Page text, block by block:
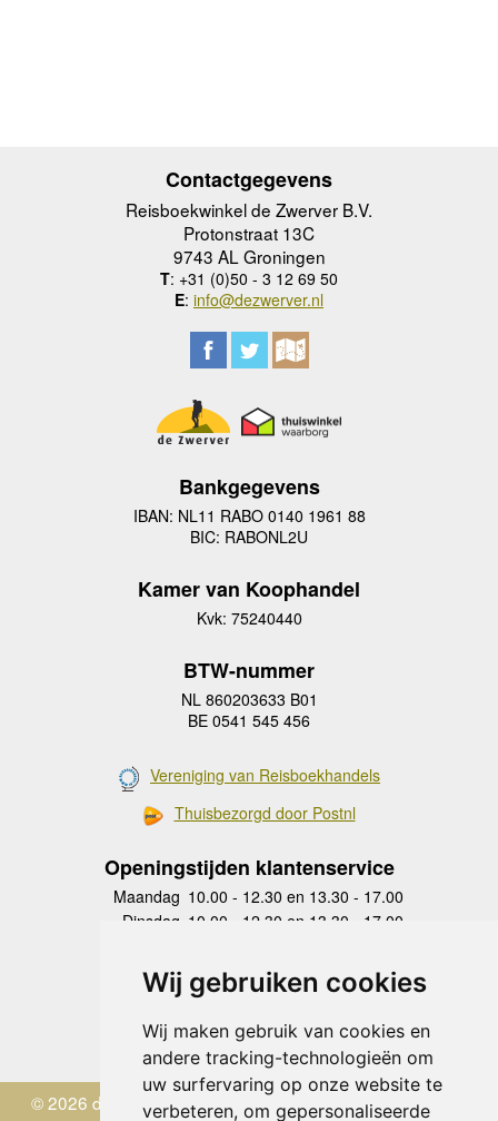
Wij gebruiken cookies
Wij maken gebruik van cookies en
andere tracking-technologieën om
uw surfervaring op onze website te
verbeteren, om gepersonaliseerde
Contactgegevens
Reisboekwinkel de Zwerver B.V.
Protonstraat 13C
9743 AL Groningen
T: +31 (0)50 - 3 12 69 50
E: info@dezwerver.nl
Bankgegevens
IBAN: NL11 RABO 0140 1961 88
BIC: RABONL2U
Kamer van Koophandel
Kvk: 75240440
BTW-nummer
NL 860203633 B01
BE 0541 545 456
Vereniging van Reisboekhandels
Thuisbezorgd door Postnl
Openingstijden klantenservice
Maandag 10.00 - 12.30 en 13.30 - 17.00
Dinsdag 10.00 - 12.30 en 13.30 - 17.00
Donderdag
10.00 - 12.30 en 13.30 - 17.00
Vrijdag 10.00 - 12.30 en 13.30 - 17.00
Zaterdag
gesloten
Zondag gesloten
© 2026 de Zwerver